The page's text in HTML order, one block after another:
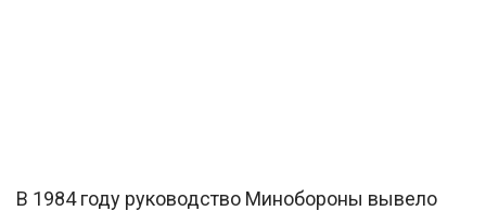
В 1984 году руководство Минобороны вывело